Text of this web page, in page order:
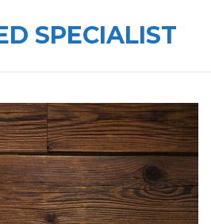
SPECIALIST